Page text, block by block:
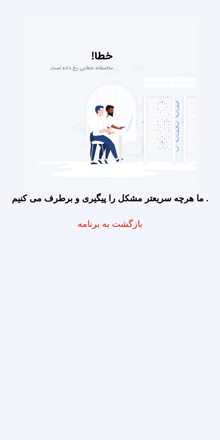
ما هرچه سریعتر مشکل را پیگیری و برطرف می کنیم .
بازگشت به برنامه